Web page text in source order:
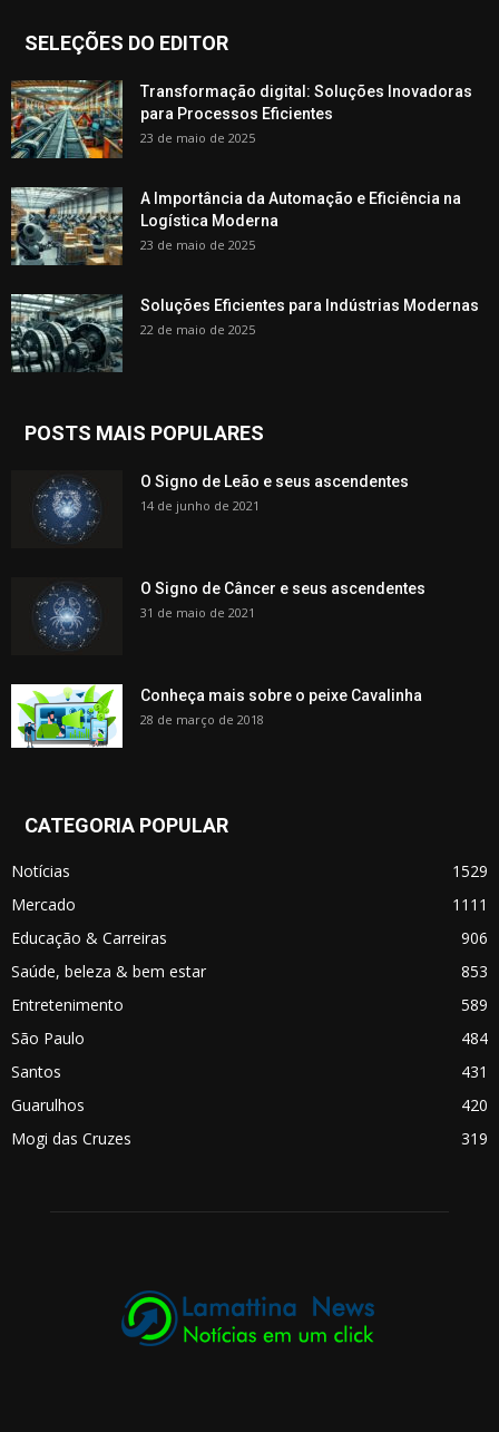
SELEÇÕES DO EDITOR
Transformação digital: Soluções Inovadoras
para Processos Eficientes
23 de maio de 2025
A Importância da Automação e Eficiência na
Logística Moderna
23 de maio de 2025
Soluções Eficientes para Indústrias Modernas
22 de maio de 2025
POSTS MAIS POPULARES
O Signo de Leão e seus ascendentes
14 de junho de 2021
O Signo de Câncer e seus ascendentes
31 de maio de 2021
Conheça mais sobre o peixe Cavalinha
28 de março de 2018
CATEGORIA POPULAR
Notícias
1529
Mercado
1111
Educação & Carreiras
906
Saúde, beleza & bem estar
853
Entretenimento
589
São Paulo
484
Santos
431
Guarulhos
420
Mogi das Cruzes
319